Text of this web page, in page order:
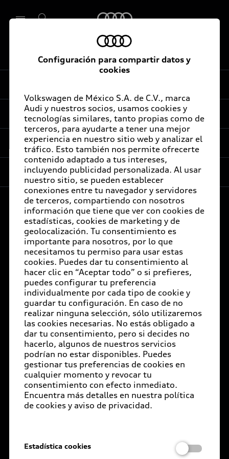
Seleccionar concesionario
De vuelta al inicio
Audi Sport
Promociones
e-Newsletter
Audi internacional
Audi Go Green
Próximo Destino
Audi Exclusive
Servicios al cliente
Audi contigo
Audi Financial Services
Seguro Audi Safe
Atención a clientes
Audi Connect
Servicio Audi
Audi Corporate
Garantía Extendida
Audi Plus
Llamado a revisión de bolsas de aire
Llamado a revisión general
Delivery situation
Audi Digital Services
Audi Certified :plus
Audi Certified :plus
Concesionarios Audi Certified :plus
Compañía
Audi México
Comité Ejecutivo
Código de conducta
Integridad y Compliance (I&C)
Sistema de denuncias
ESG
Media Center
Carreras
Documentos legales
© 2026 AUDI AG. Todos los derechos reservados.
Concesionarios
E-Newsletter
Audi Financial Services
Certificaciones
Aviso de privacidad
Aspectos legales
Términos y condiciones
Política de Cookies
Declaratoria de Derechos Humanos
Términos y condiciones por Audi de México.
Este sitio es oficial de Volkswagen de México, S.A. de
C.V., comercializador de marca Audi en México; la
información aquí referida, así como las ilustraciones de
este sitio están de acuerdo a las versiones y
momento de hacer esta publicación. Algunas versiones
Configuración para compartir datos y
cookies
Volkswagen de México S.A. de C.V., marca
Audi y nuestros socios, usamos cookies y
tecnologías similares, tanto propias como de
terceros, para ayudarte a tener una mejor
experiencia en nuestro sitio web y analizar el
tráfico. Esto también nos permite ofrecerte
contenido adaptado a tus intereses,
incluyendo publicidad personalizada. Al usar
nuestro sitio, se pueden establecer
conexiones entre tu navegador y servidores
de terceros, compartiendo con nosotros
información que tiene que ver con cookies de
estadísticas, cookies de marketing y de
geolocalización. Tu consentimiento es
importante para nosotros, por lo que
necesitamos tu permiso para usar estas
cookies. Puedes dar tu consentimiento al
hacer clic en “Aceptar todo” o si prefieres,
puedes configurar tu preferencia
individualmente por cada tipo de cookie y
guardar tu configuración. En caso de no
realizar ninguna selección, sólo utilizaremos
las cookies necesarias. No estás obligado a
dar tu consentimiento, pero si decides no
hacerlo, algunos de nuestros servicios
podrían no estar disponibles. Puedes
gestionar tus preferencias de cookies en
cualquier momento y revocar tu
consentimiento con efecto inmediato.
Encuentra más detalles en nuestra política
de cookies y aviso de privacidad.
Estadística cookies